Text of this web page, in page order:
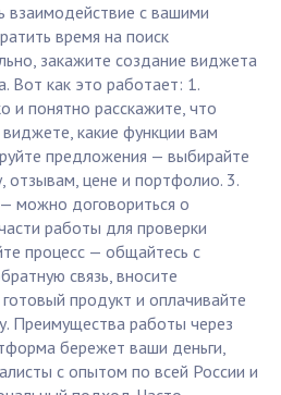
взаимодействие с вашими
время на поиск
закажите создание виджета
Вот как это работает: 1.
и понятно расскажите, что
какие функции вам
предложения — выбирайте
отзывам, цене и портфолио. 3.
можно договориться о
работы для проверки
процесс — общайтесь с
связь, вносите
продукт и оплачивайте
Преимущества работы через
бережет ваши деньги,
с опытом по всей России и